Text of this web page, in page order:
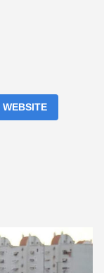
WEBSITE